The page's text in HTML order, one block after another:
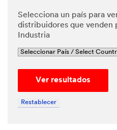
Number
*Messa
Selecciona un país para
distribuidores que venden
Industria
Ver resultados
Restablecer